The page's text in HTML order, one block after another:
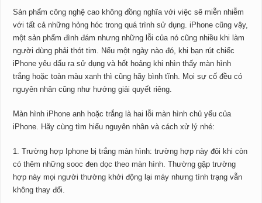
Sản phẩm công nghệ cao không đồng nghĩa với việc sẽ miễn nhiễm
với tất cả những hỏng hóc trong quá trình sử dụng. iPhone cũng vậy,
một sản phẩm đình đám nhưng những lỗi của nó cũng nhiều khi làm
người dùng phải thót tim. Nếu một ngày nào đó, khi bạn rút chiếc
iPhone yêu dấu ra sử dụng và hốt hoảng khi nhìn thấy màn hình
trắng hoặc toàn màu xanh thì cũng hãy bình tĩnh. Mọi sự cố đều có
nguyên nhân cũng như hướng giải quyết riêng.
Màn hình iPhone anh hoặc trắng là hai lỗi màn hình chủ yếu của
iPhone. Hãy cùng tìm hiểu nguyên nhân và cách xử lý nhé:
1. Trường hợp Iphone bị trắng màn hình: trường hợp này đôi khi còn
có thêm những sooc đen dọc theo màn hình. Thường gặp trường
hợp này mọi người thường khởi động lại máy nhưng tình trạng vẫn
không thay đổi.